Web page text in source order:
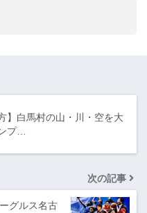
】白馬村の山・川・空を大
プ…
次の記事
グルス名古